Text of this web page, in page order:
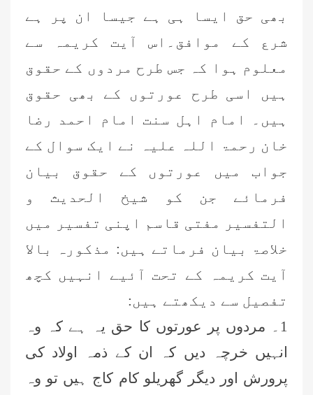
بھی حق ایسا ہی ہے جیسا ان پر ہے
شرع کے موافق۔اس آیت کریمہ سے
معلوم ہوا کہ جس طرح مردوں کے حقوق
ہیں اسی طرح عورتوں کے بھی حقوق
ہیں۔ امام اہل سنت امام احمد رضا
خان رحمۃ اللہ علیہ نے ایک سوال کے
جواب میں عورتوں کے حقوق بیان
فرمائے جن کو شیخ الحدیث و
التفسیر مفتی قاسم اپنی تفسیر میں
خلاصۃ بیان فرماتے ہیں: مذکورہ بالا
آیت کریمہ کے تحت آئیے انہیں کچھ
تفصیل سے دیکھتے ہیں:
1۔ مردوں پر عورتوں کا حق یہ ہے کہ وہ
انہیں خرچہ دیں کہ ان کے ذمہ اولاد کی
پرورش اور دیگر گھریلو کام کاج ہیں تو وہ